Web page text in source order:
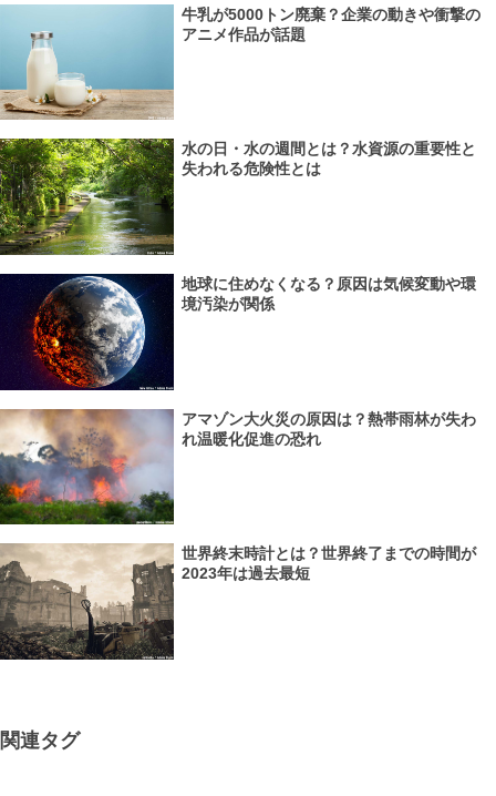
牛乳が5000トン廃棄？企業の動きや衝撃の
アニメ作品が話題
水の日・水の週間とは？水資源の重要性と
失われる危険性とは
地球に住めなくなる？原因は気候変動や環
境汚染が関係
アマゾン大火災の原因は？熱帯雨林が失わ
れ温暖化促進の恐れ
世界終末時計とは？世界終了までの時間が
2023年は過去最短
関連タグ